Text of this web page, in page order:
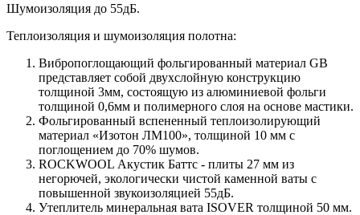
Шумоизоляция до 55дБ.
Теплоизоляция и шумоизоляция полотна:
Вибропоглощающий фольгированный материал GB
представляет собой двухслойную конструкцию
толщиной 3мм, состоящую из алюминиевой фольги
толщиной 0,6мм и полимерного слоя на основе мастики.
Фольгированный вспененный теплоизолирующий
материал «Изотон ЛМ100», толщиной 10 мм с
поглощением до 70% шумов.
ROCKWOOL Акустик Баттс - плиты 27 мм из
негорючей, экологически чистой каменной ваты с
повышенной звукоизоляцией 55дБ.
Утеплитель минеральная вата ISOVER толщиной 50 мм.